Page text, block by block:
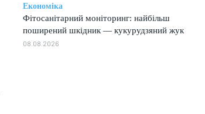
Економіка
Фітосанітарний моніторинг: найбільш
поширений шкідник — кукурудзяний жук
08.08.2026